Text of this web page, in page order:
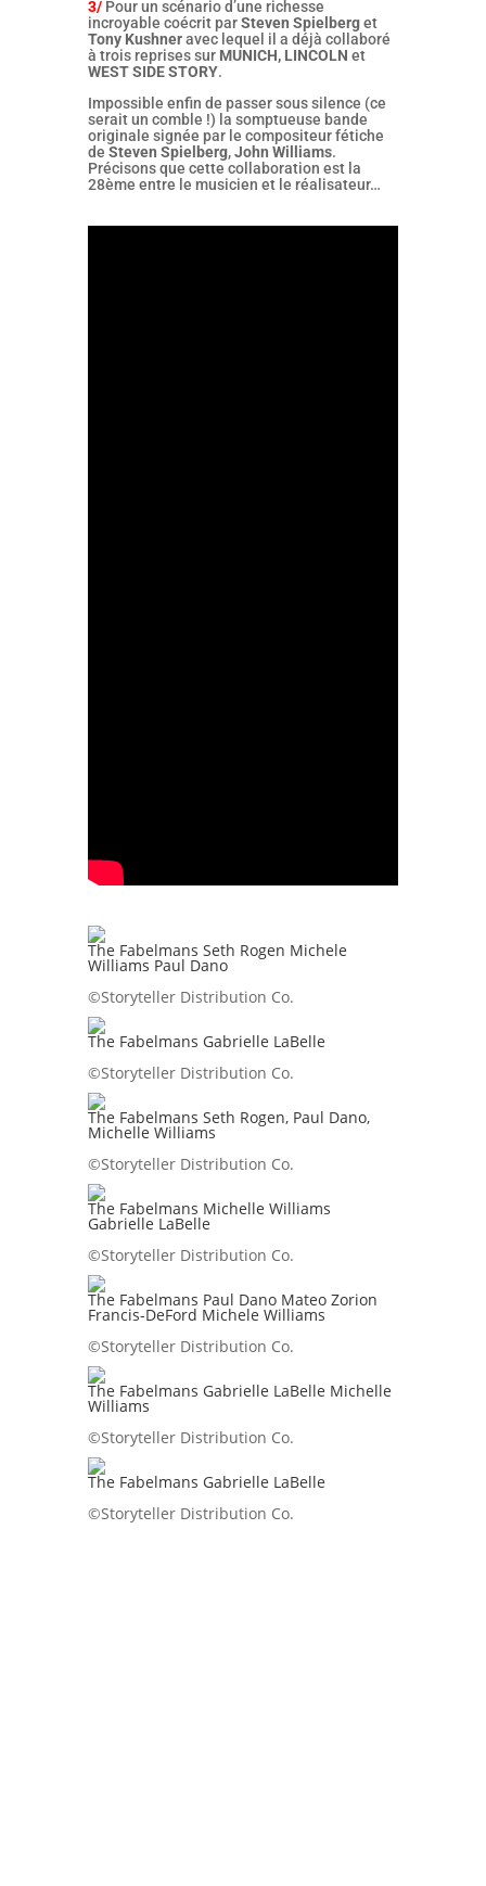
3/ Pour un scénario d’une richesse
incroyable coécrit parSteven Spielberget
Tony Kushneravec lequel il a déjà collaboré
à trois reprises sur MUNICH, LINCOLN et
WEST SIDE STORY.
Impossible enfin de passer sous silence (ce
serait un comble !) la somptueuse bande
originale signée par le compositeur fétiche
de Steven Spielberg,John Williams.
Précisons que cette collaboration est la
28ème entre le musicien et le réalisateur…
The Fabelmans Seth Rogen Michele
Williams Paul Dano
©Storyteller Distribution Co.
The Fabelmans Gabrielle LaBelle
©Storyteller Distribution Co.
The Fabelmans Seth Rogen, Paul Dano,
Michelle Williams
©Storyteller Distribution Co.
The Fabelmans Michelle Williams
Gabrielle LaBelle
©Storyteller Distribution Co.
The Fabelmans Paul Dano Mateo Zorion
Francis-DeFord Michele Williams
©Storyteller Distribution Co.
The Fabelmans Gabrielle LaBelle Michelle
Williams
©Storyteller Distribution Co.
The Fabelmans Gabrielle LaBelle
©Storyteller Distribution Co.